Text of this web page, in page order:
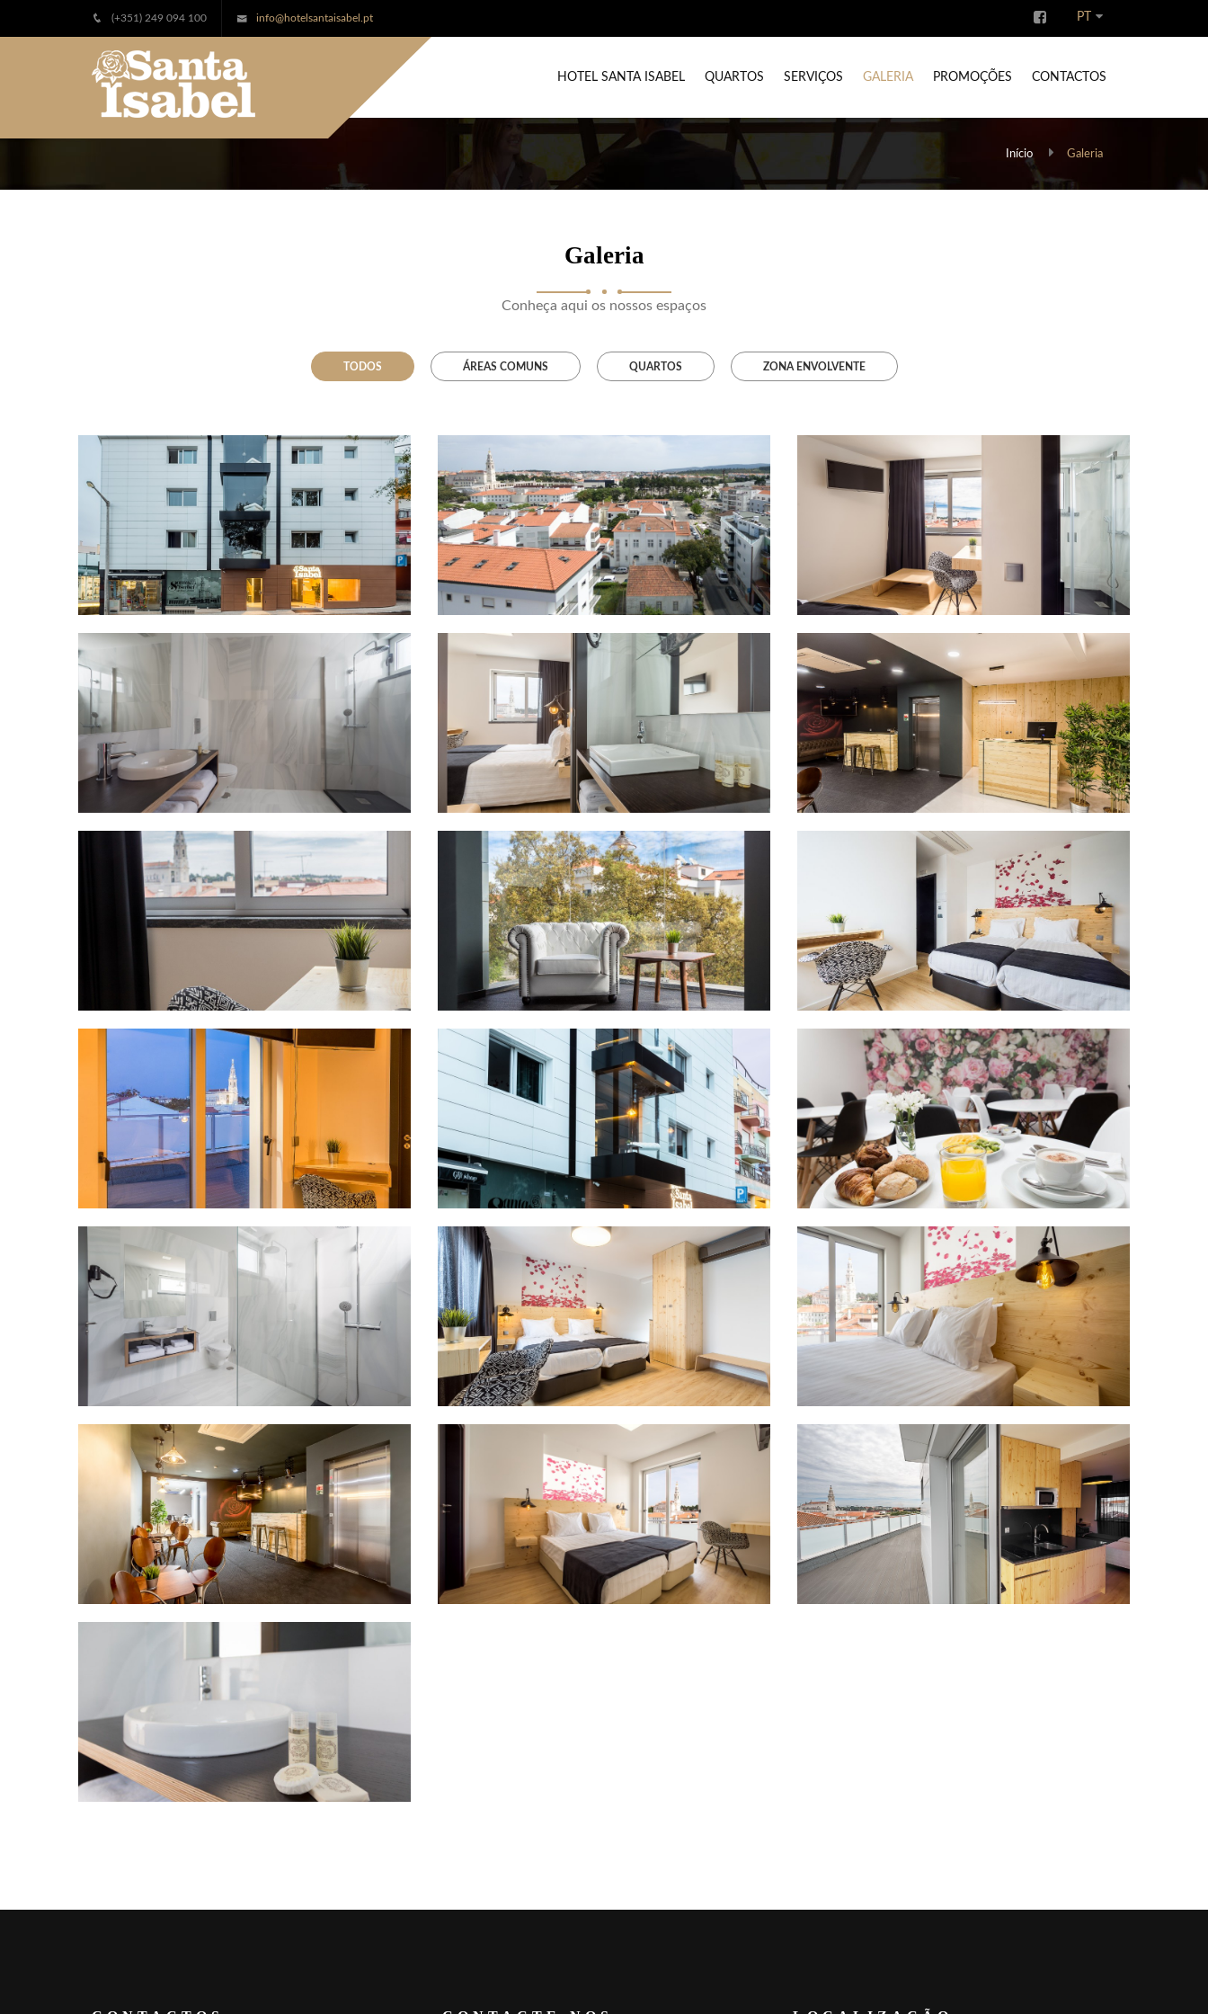
(+351) 249 094 100 info@hotelsantaisabel.pt PT
Hotel
Santa
Isabel
HOTEL SANTA ISABEL QUARTOS SERVIÇOS GALERIA PROMOÇÕES CONTACTOS
Início Galeria
Galeria
Conheça aqui os nossos espaços
TODOS ÁREAS COMUNS QUARTOS ZONA ENVOLVENTE
Vista exterior Vista aérea Quarto Twin Standard
Título Quarto Standard Área comun
Quarto Twin Standard Área comun Quarto Twin Standard
Suite com Varanda Vista exterior Área comun
Título Suite com Varanda Título
Área comun Título Suite com Varanda
Título